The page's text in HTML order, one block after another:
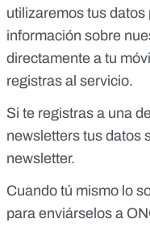
utilizaremos tus
información sobre
directamente a tu
registras al servicio.
Si te registras a una
newsletters tus datos
newsletter.
Cuando tú mismo lo
para enviárselos a